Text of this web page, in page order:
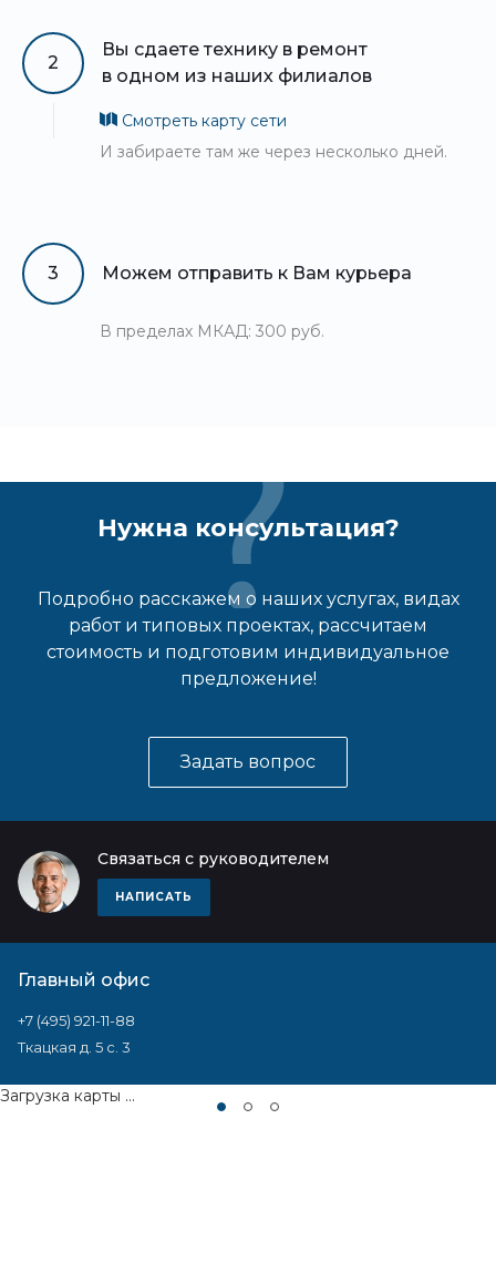
2
Вы сдаете технику в ремонт
в одном из наших филиалов
Смотреть карту сети
И забираете там же через несколько дней.
3 Можем отправить к Вам курьера
В пределах МКАД: 300 руб.
Нужна консультация?
Подробно расскажем о наших услугах, видах
работ и типовых проектах, рассчитаем
стоимость и подготовим индивидуальное
предложение!
Задать вопрос
Связаться с руководителем
НАПИСАТЬ
Главный офис
+7 (495) 921-11-88
Ткацкая д. 5 с. 3
Загрузка карты ...